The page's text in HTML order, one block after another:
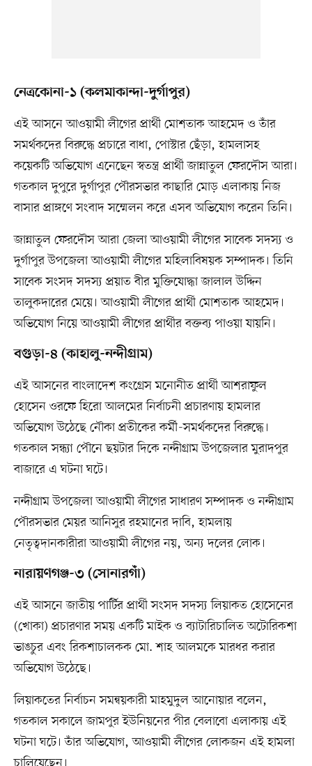
নেত্রকোনা-১ (কলমাকান্দা-দুর্গাপুর)
এই আসনে আওয়ামী লীগের প্রার্থী মোশতাক আহমেদ ও তাঁর
সমর্থকদের বিরুদ্ধে প্রচারে বাধা, পোস্টার ছেঁড়া, হামলাসহ
কয়েকটি অভিযোগ এনেছেন স্বতন্ত্র প্রার্থী জান্নাতুল ফেরদৌস আরা।
গতকাল দুপুরে দুর্গাপুর পৌরসভার কাছারি মোড় এলাকায় নিজ
বাসার প্রাঙ্গণে সংবাদ সম্মেলন করে এসব অভিযোগ করেন তিনি।
জান্নাতুল ফেরদৌস আরা জেলা আওয়ামী লীগের সাবেক সদস্য ও
দুর্গাপুর উপজেলা আওয়ামী লীগের মহিলাবিষয়ক সম্পাদক। তিনি
সাবেক সংসদ সদস্য প্রয়াত বীর মুক্তিযোদ্ধা জালাল উদ্দিন
তালুকদারের মেয়ে। আওয়ামী লীগের প্রার্থী মোশতাক আহমেদ।
অভিযোগ নিয়ে আওয়ামী লীগের প্রার্থীর বক্তব্য পাওয়া যায়নি।
বগুড়া-৪ (কাহালু-নন্দীগ্রাম)
এই আসনের বাংলাদেশ কংগ্রেস মনোনীত প্রার্থী আশরাফুল
হোসেন ওরফে হিরো আলমের নির্বাচনী প্রচারণায় হামলার
অভিযোগ উঠেছে নৌকা প্রতীকের কর্মী-সমর্থকদের বিরুদ্ধে।
গতকাল সন্ধ্যা পৌনে ছয়টার দিকে নন্দীগ্রাম উপজেলার মুরাদপুর
বাজারে এ ঘটনা ঘটে।
নন্দীগ্রাম উপজেলা আওয়ামী লীগের সাধারণ সম্পাদক ও নন্দীগ্রাম
পৌরসভার মেয়র আনিসুর রহমানের দাবি, হামলায়
নেতৃত্বদানকারীরা আওয়ামী লীগের নয়, অন্য দলের লোক।
নারায়ণগঞ্জ-৩ (সোনারগাঁ)
এই আসনে জাতীয় পার্টির প্রার্থী সংসদ সদস্য লিয়াকত হোসেনের
(খোকা) প্রচারণার সময় একটি মাইক ও ব্যাটারিচালিত অটোরিকশা
ভাঙচুর এবং রিকশাচালকক মো. শাহ আলমকে মারধর করার
অভিযোগ উঠেছে।
লিয়াকতের নির্বাচন সমন্বয়কারী মাহমুদুল আনোয়ার বলেন,
গতকাল সকালে জামপুর ইউনিয়নের পীর বেলাবো এলাকায় এই
ঘটনা ঘটে। তাঁর অভিযোগ, আওয়ামী লীগের লোকজন এই হামলা